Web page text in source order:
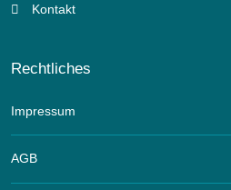
Kontakt
Rechtliches
Impressum
AGB